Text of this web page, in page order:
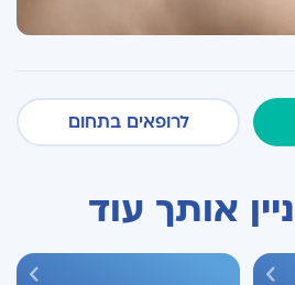
לרופאים בתחום
אותך עוד